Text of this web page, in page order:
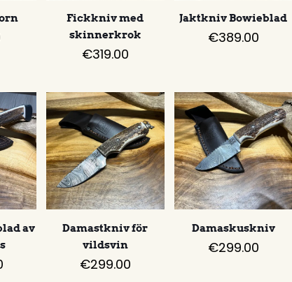
Fickkniv med
skinnerkrok
€319.00
Jaktkniv Bowieblad
€389.00
av
Damastkniv för
vildsvin
€299.00
Damaskuskniv
€299.00